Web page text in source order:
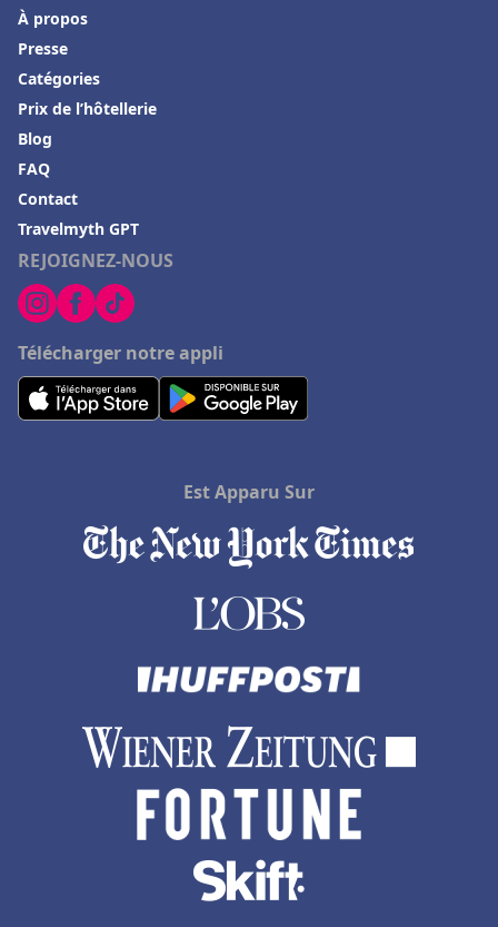
REJOIGNEZ-NOUS
Télécharger notre appli
À propos
Presse
Catégories
Prix de l’hôtellerie
Blog
FAQ
Contact
Travelmyth GPT
Est Apparu Sur